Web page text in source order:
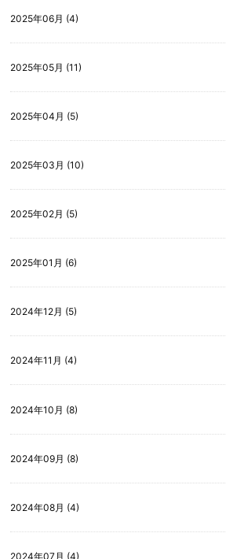
2025年06月 (4)
2025年05月 (11)
2025年04月 (5)
2025年03月 (10)
2025年02月 (5)
2025年01月 (6)
2024年12月 (5)
2024年11月 (4)
2024年10月 (8)
2024年09月 (8)
2024年08月 (4)
2024年07月 (4)